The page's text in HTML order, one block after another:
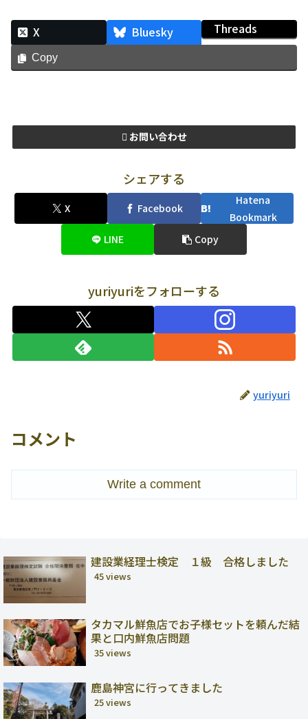
X Bluesky Threads
Copy
お問い合わせ
シェアする
X Facebook
Hatena
Bookmark
LINE
Copy
yuriyuriをフォローする
yuriyuri
コメント
Write a comment
建設業経理士検定 １級 合格しました
45 views
タカマル鮮魚店でお子様セットを頼んだ結
果と口内鮮魚店問題
35 views
鹿島神宮に行ってきました
25 views